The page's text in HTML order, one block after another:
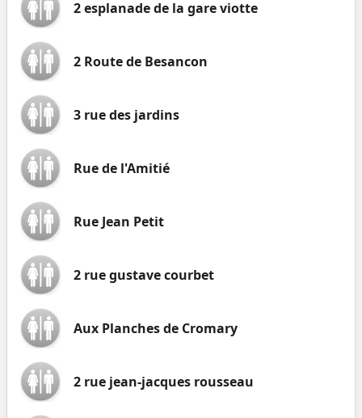
2 esplanade de la gare viotte
2 Route de Besancon
3 rue des jardins
Rue de l'Amitié
Rue Jean Petit
2 rue gustave courbet
Aux Planches de Cromary
2 rue jean-jacques rousseau